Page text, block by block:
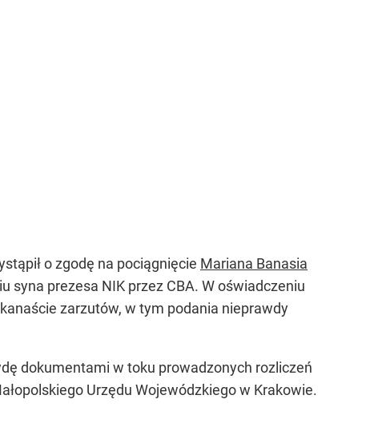
o zgodę na pociągnięcie Mariana Banasia
syna prezesa NIK przez CBA. W oświadczeniu
zarzutów, w tym podania nieprawdy
dokumentami w toku prowadzonych rozliczeń
Urzędu Wojewódzkiego w Krakowie.